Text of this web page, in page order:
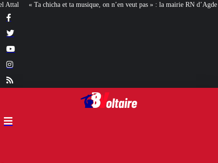
on n’en veut pas » : la mairie RN d’Agde face à la meute « antiraciste »